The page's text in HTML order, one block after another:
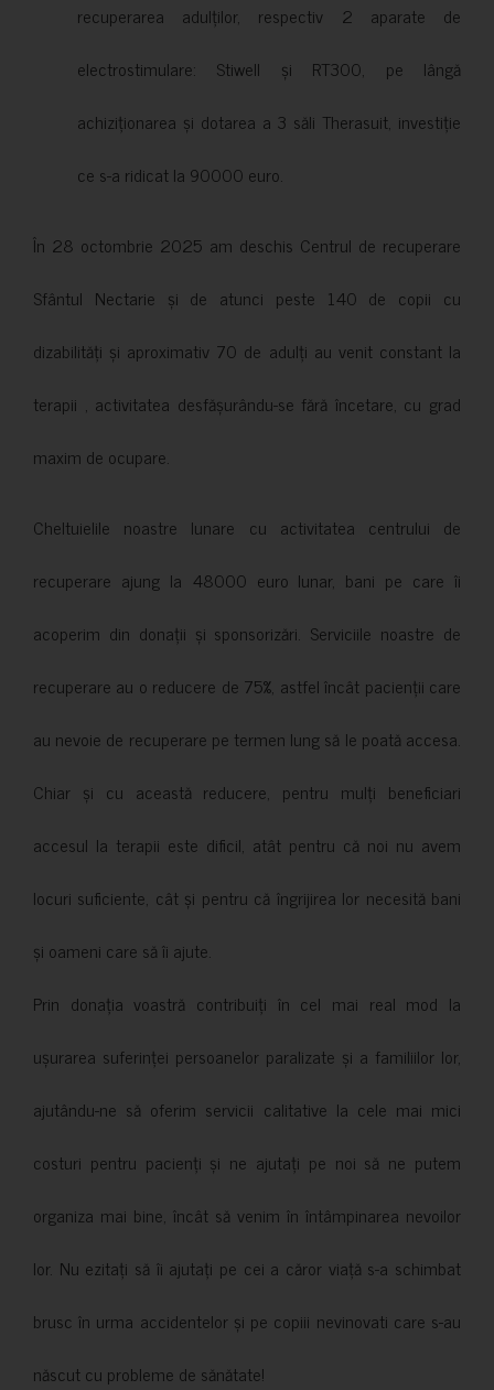
recuperarea adulților, respectiv 2 aparate de
electrostimulare: Stiwell și RT300, pe lângă
achiziționarea și dotarea a 3 săli Therasuit, investiție
ce s-a ridicat la 90000 euro.
În 28 octombrie 2025 am deschis Centrul de recuperare
Sfântul Nectarie și de atunci peste 140 de copii cu
dizabilități și aproximativ 70 de adulți au venit constant la
terapii , activitatea desfășurându-se fără încetare, cu grad
maxim de ocupare.
Cheltuielile noastre lunare cu activitatea centrului de
recuperare ajung la 48000 euro lunar, bani pe care îi
acoperim din donații și sponsorizări. Serviciile noastre de
recuperare au o reducere de 75%, astfel încât pacienții care
au nevoie de recuperare pe termen lung să le poată accesa.
Chiar și cu această reducere, pentru mulți beneficiari
accesul la terapii este dificil, atât pentru că noi nu avem
locuri suficiente, cât și pentru că îngrijirea lor necesită bani
și oameni care să îi ajute.
Prin donația voastră contribuiți în cel mai real mod la
ușurarea suferinței persoanelor paralizate și a familiilor lor,
ajutându-ne să oferim servicii calitative la cele mai mici
costuri pentru pacienți și ne ajutați pe noi să ne putem
organiza mai bine, încât să venim în întâmpinarea nevoilor
lor. Nu ezitați să îi ajutați pe cei a căror viață s-a schimbat
brusc în urma accidentelor și pe copiii nevinovati care s-au
născut cu probleme de sănătate!